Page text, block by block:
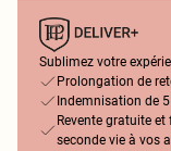
Sublimez votre
Prolongation de
Indemnisation de
Revente gratuite
seconde vie à vos